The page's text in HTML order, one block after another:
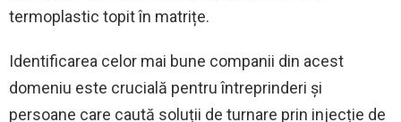
termoplastic topit în matrițe.
Identificarea celor mai bune companii din acest
domeniu este crucială pentru întreprinderi și
persoane care caută soluții de turnare prin injecție de